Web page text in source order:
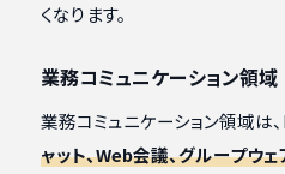
くなります。
業務コミュニケーション領域
業務コミュニケーション領域は
ャット、Web会議、グループウ